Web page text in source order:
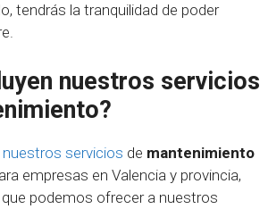
tendrás la tranquilidad de poder
nuestros servicios
nuestros servicios de mantenimiento
empresas en Valencia y provincia,
podemos ofrecer a nuestros